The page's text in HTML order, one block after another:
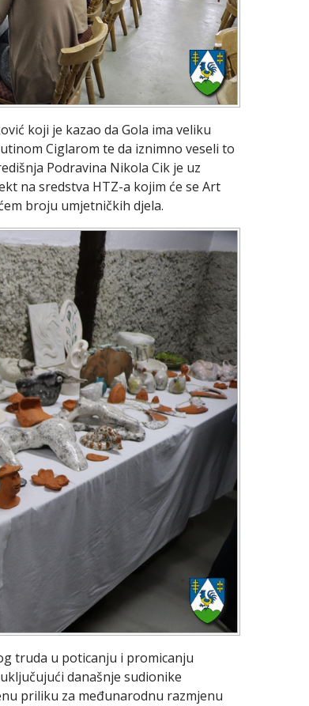
koji je kazao da Gola ima veliku
Ciglarom te da iznimno veseli to
Podravina Nikola Cik je uz
na sredstva HTZ-a kojim će se Art
broju umjetničkih djela.
truda u poticanju i promicanju
današnje sudionike
priliku za međunarodnu razmjenu